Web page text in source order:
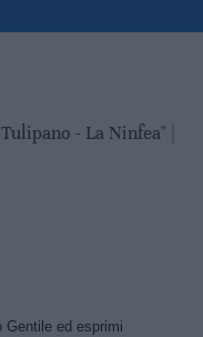
- La Ninfea" |
Gentile ed esprimi